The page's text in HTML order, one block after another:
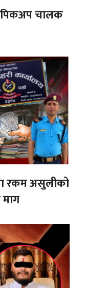
पिकअप चालक
रकम असुलीको